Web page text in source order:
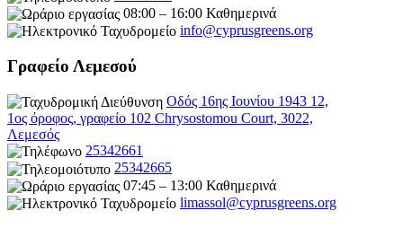
08:00 – 16:00 Καθημερινά
info@cyprusgreens.org
Γραφείο Λεμεσού
Οδός 16ης Ιουνίου 1943 12,
1ος όροφος, γραφείο 102 Chrysostomou Court, 3022,
Λεμεσός
25342661
25342665
07:45 – 13:00 Καθημερινά
limassol@cyprusgreens.org